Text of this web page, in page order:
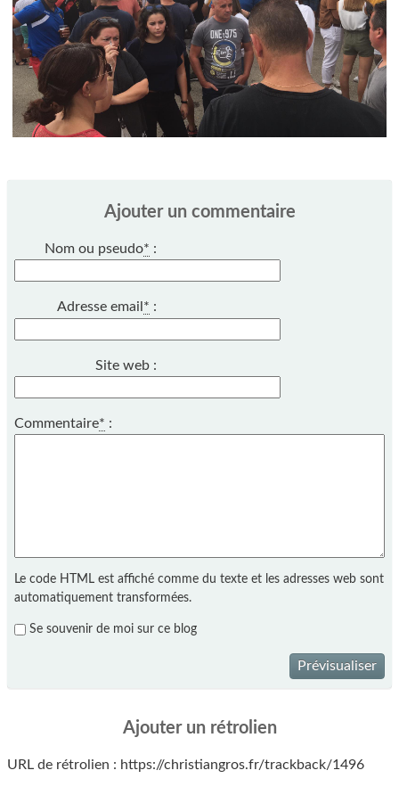
Ajouter un commentaire
Nom ou pseudo* :
Adresse email * :
Site web :
Commentaire* :
Le code HTML est affiché comme du texte et les adresses web sont
automatiquement transformées.
Se souvenir de moi sur ce blog
Prévisualiser
Ajouter un rétrolien
URL de rétrolien : https://christiangros.fr/trackback/1496